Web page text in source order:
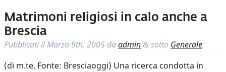
Matrimoni religiosi in calo anche a
Brescia
Pubblicati ilMarzo 9th, 2005 daadmin & sotto Generale.
(di m.te. Fonte: Bresciaoggi) Una ricerca condotta in